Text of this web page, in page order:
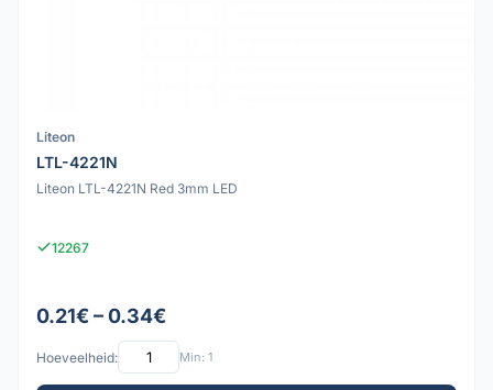
Liteon
LTL-4221N
Liteon LTL-4221N Red 3mm LED
12267
0.21€ – 0.34€
Hoeveelheid: Min: 1